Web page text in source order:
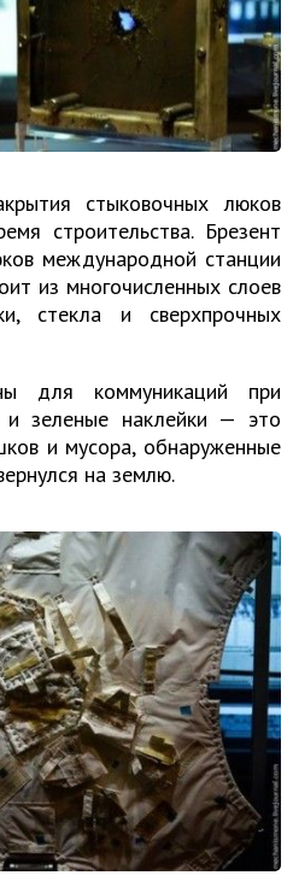
стыковочных люков
строительства. Брезент
международной станции
из многочисленных слоев
стекла и сверхпрочных
для коммуникаций при
и зеленые наклейки — это
и мусора, обнаруженные
на землю.